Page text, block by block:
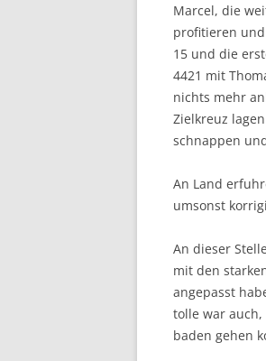
Marcel, die
profitieren
15 und die
4421 mit
nichts mehr
Zielkreuz
schnappen
An Land
umsonst
An dieser
mit den
angepasst
tolle war
baden gehen